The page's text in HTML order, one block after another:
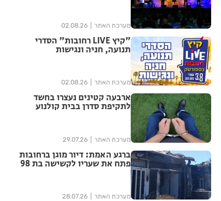
מערכת האתר 02.08.26
"קיץ LIVE רחובות" הסדרי
תנועה, חניה ונגישות
מערכת האתר 02.08.26
ארבעה קטינים נעצרו בחשד
לתקיפת סדרן בבית קולנוע
מערכת האתר 29.07.26
ברגע האמת: דיור מוגן ברחובות
פתח את שעריו לקשישה בת 98
מערכת האתר 28.07.26